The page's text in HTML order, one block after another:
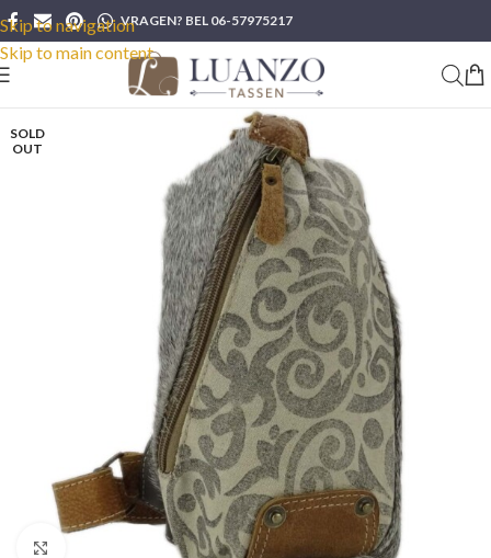
Skip to navigation
Skip to main content
VRAGEN? BEL 06-57975217
SOLD
OUT
Click to enlarge